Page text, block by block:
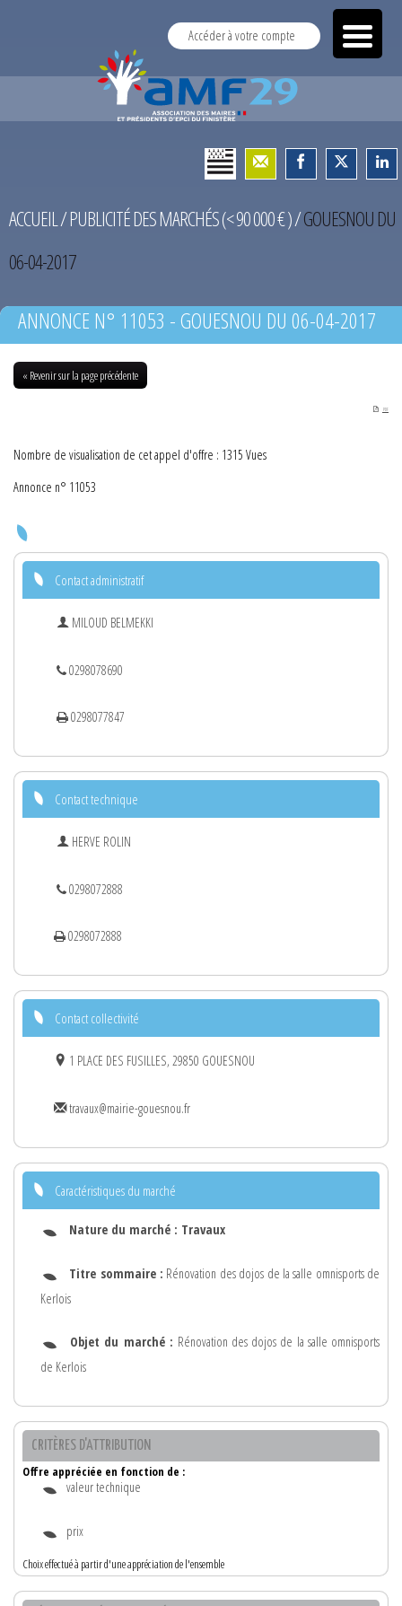
Accéder à votre compte
ACCUEIL/PUBLICITÉ DES MARCHÉS (< 90 000 € )/GOUESNOU DU
06-04-2017
ANNONCE N° 11053 - GOUESNOU DU 06-04-2017
« Revenir sur la page précédente
PDF
Nombre de visualisation de cet appel d'offre : 1315 Vues
Annonce n° 11053
Contact administratif
MILOUD BELMEKKI
0298078690
0298077847
Contact technique
HERVE ROLIN
0298072888
0298072888
Contact collectivité
1 PLACE DES FUSILLES, 29850 GOUESNOU
travaux@mairie-gouesnou.fr
Caractéristiques du marché
Nature du marché : Travaux
Titre sommaire : Rénovation des dojos de la salle omnisports de
Kerlois
Objet du marché : Rénovation des dojos de la salle omnisports
de Kerlois
CRITÈRES D'ATTRIBUTION
Offre appréciée en fonction de :
valeur technique
prix
Choix effectué à partir d'une appréciation de l'ensemble